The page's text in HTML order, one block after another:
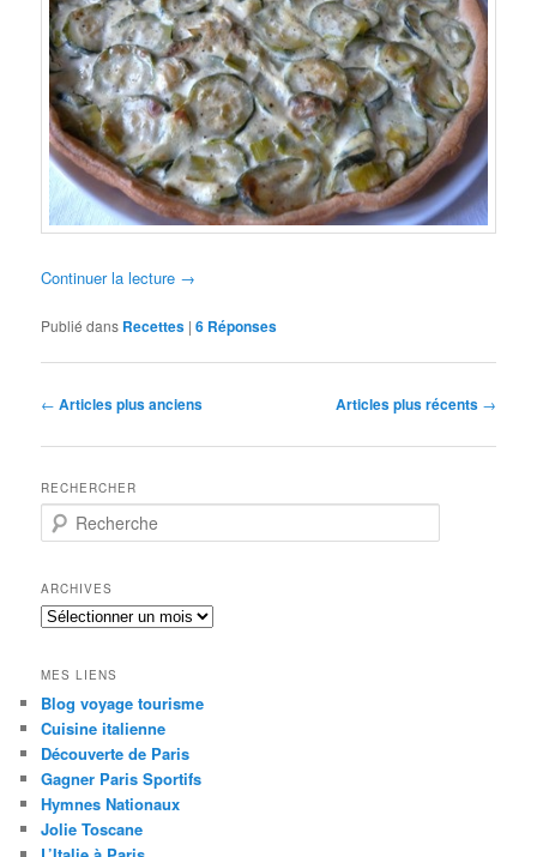
Continuer la lecture →
Publié dans Recettes |6 Réponses
Navigation
articles
← Articles plus anciens Articles plus récents →
RECHERCHER
e
h
e
r
h
e
ARCHIVES
A
h
i
v
e
s
MES LIENS
Blog voyage tourisme
Cuisine italienne
Découverte de Paris
Gagner Paris Sportifs
Hymnes Nationaux
Jolie Toscane